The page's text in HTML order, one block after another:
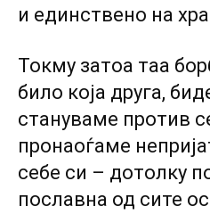
и единствено на
Токму затоа таа
било која друга,
стануваме против
пронаоѓаме
себе си – дотолку
пославна од сите